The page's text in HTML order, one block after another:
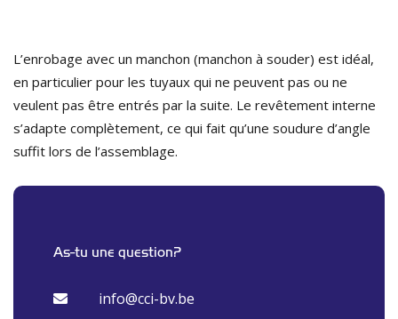
L’enrobage avec un manchon (manchon à souder) est idéal,
en particulier pour les tuyaux qui ne peuvent pas ou ne
veulent pas être entrés par la suite. Le revêtement interne
s’adapte complètement, ce qui fait qu’une soudure d’angle
suffit lors de l’assemblage.
As-tu une question?
info@cci-bv.be